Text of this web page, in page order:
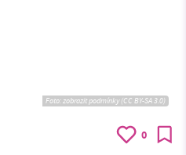
Foto: zobrazit podmínky (CC BY-SA 3.0)
0